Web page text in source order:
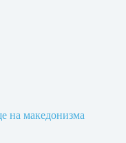
на македонизма